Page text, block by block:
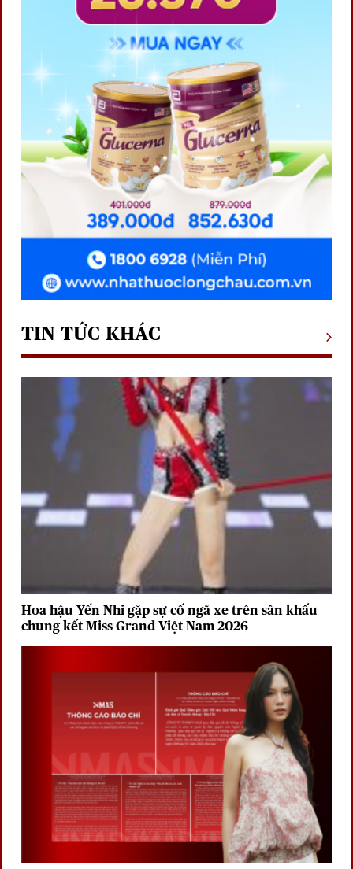
TIN TỨC KHÁC
Hoa hậu Yến Nhi gặp sự cố ngã xe trên sân khấu
chung kết Miss Grand Việt Nam 2026